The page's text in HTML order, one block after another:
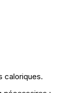
caloriques.